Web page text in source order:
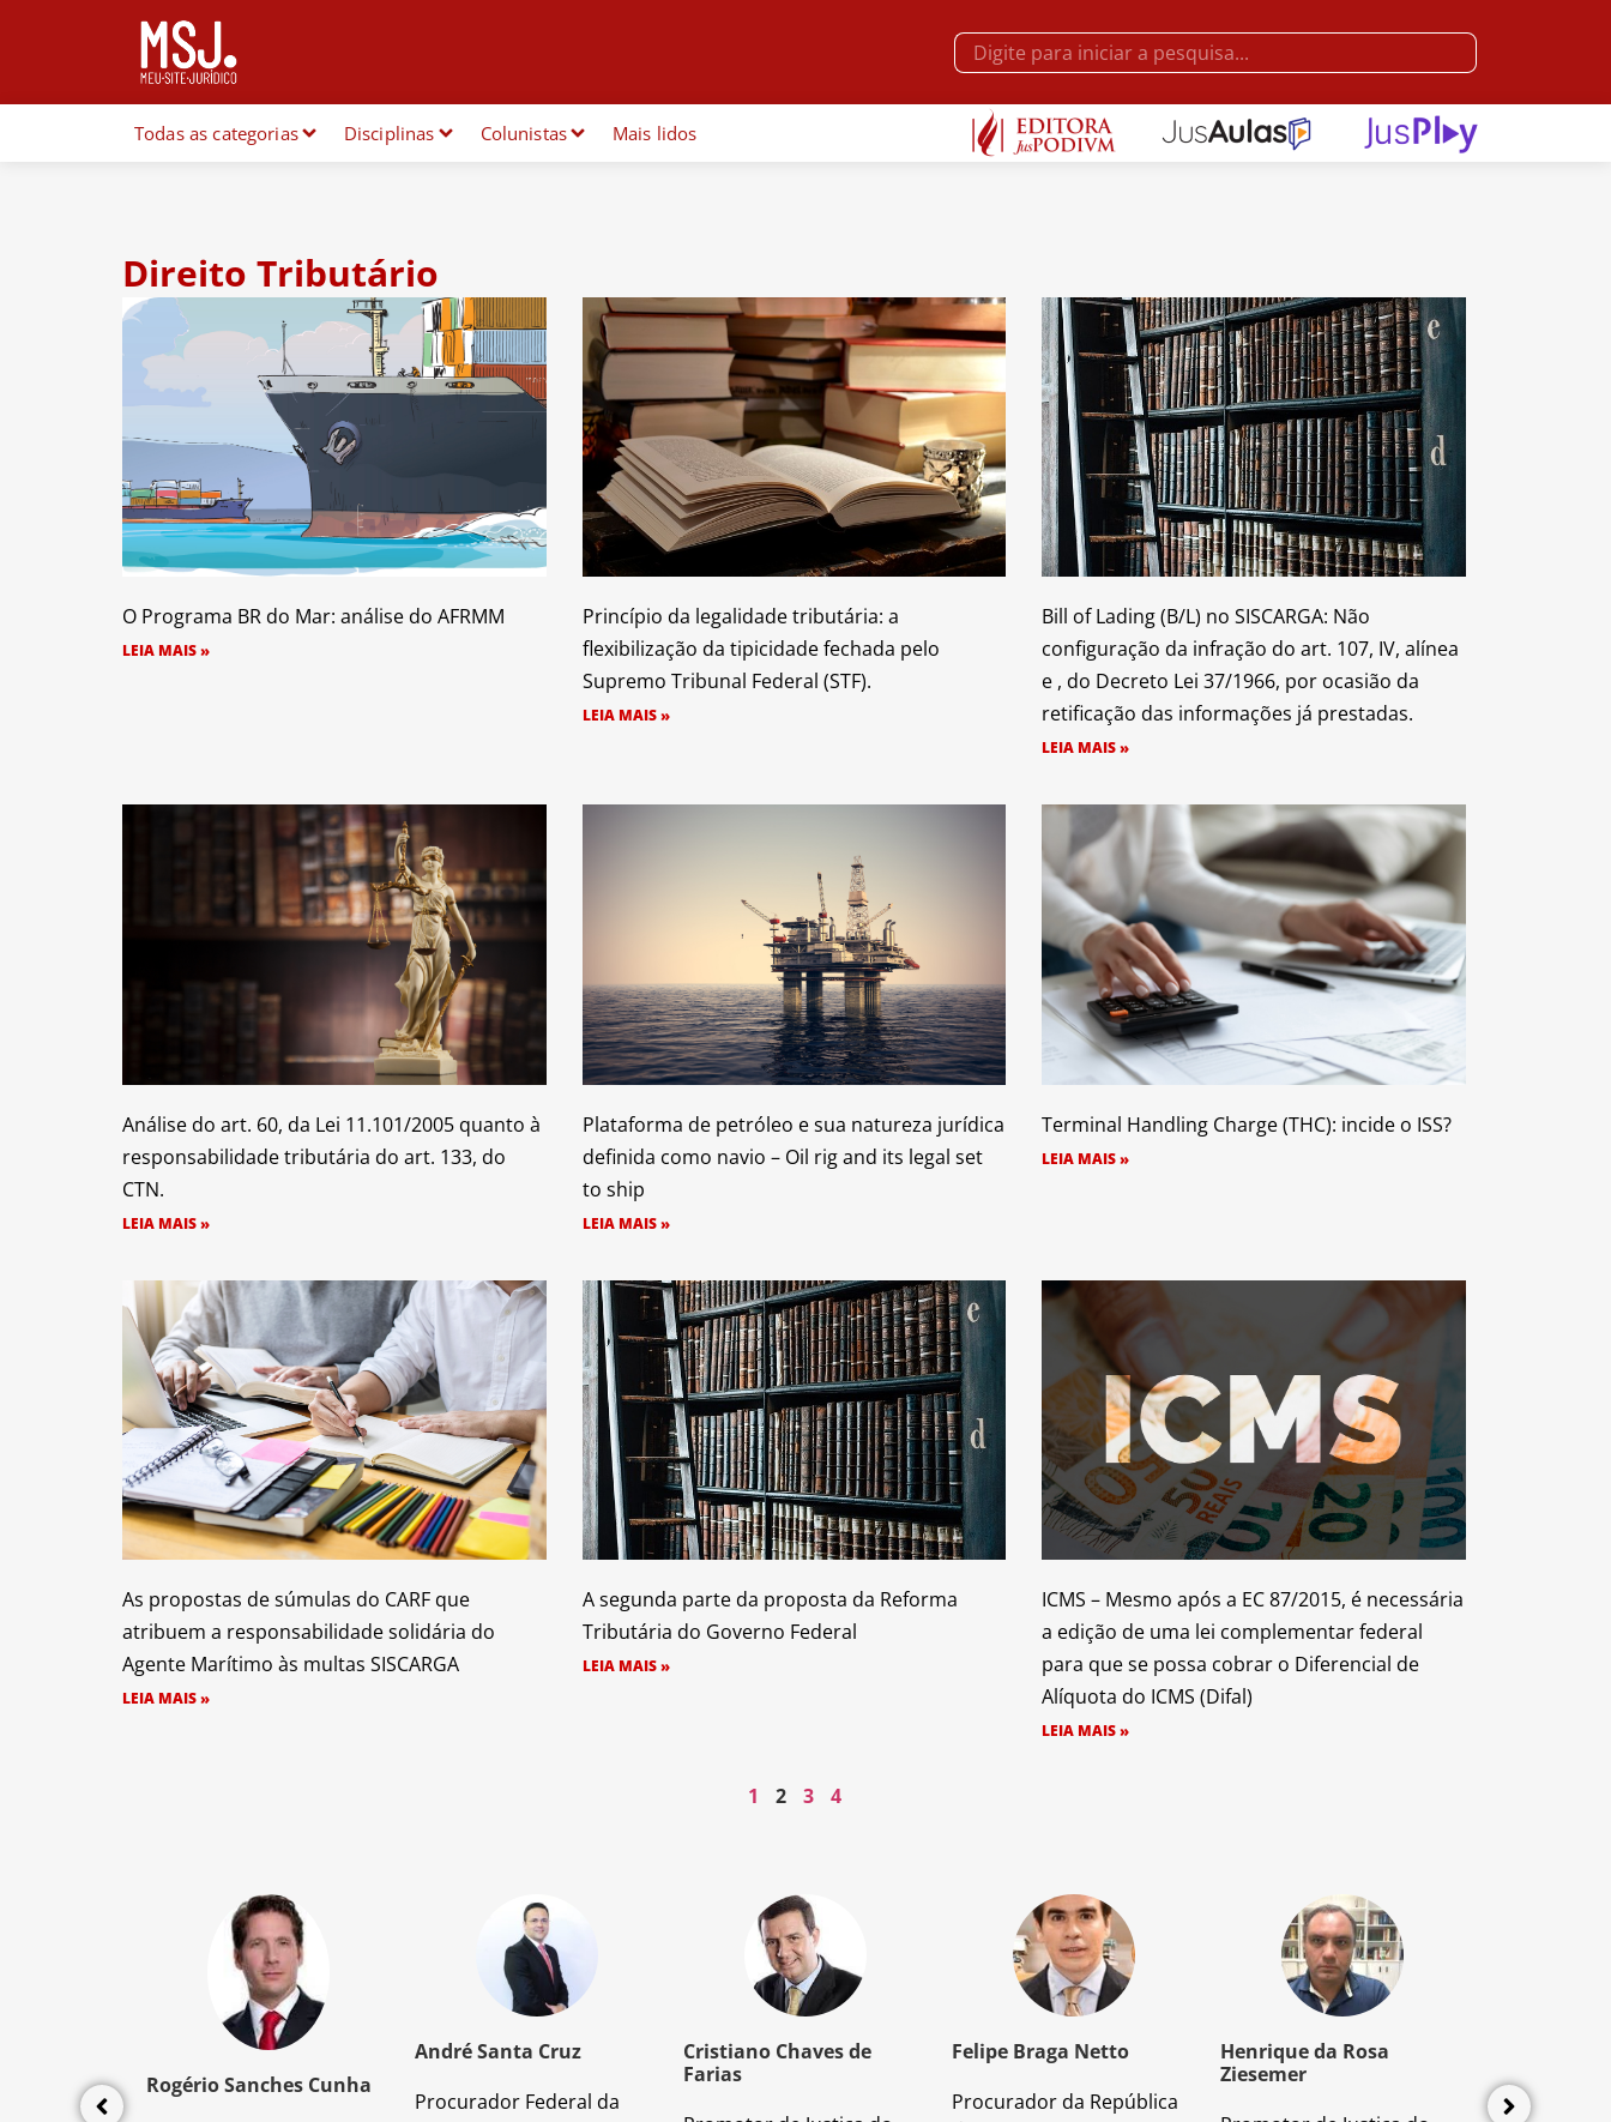
Todas as categorias Disciplinas Colunistas Mais lidos
Direito Tributário
O Programa BR do Mar: análise do AFRMM
LEIA MAIS »
Princípio da legalidade tributária: a
flexibilização da tipicidade fechada pelo
Supremo Tribunal Federal (STF).
LEIA MAIS »
Bill of Lading (B/L) no SISCARGA: Não
configuração da infração do art. 107, IV, alínea
e , do Decreto Lei 37/1966, por ocasião da
retificação das informações já prestadas.
LEIA MAIS »
Análise do art. 60, da Lei 11.101/2005 quanto à
responsabilidade tributária do art. 133, do
CTN.
LEIA MAIS »
Plataforma de petróleo e sua natureza jurídica
definida como navio – Oil rig and its legal set
to ship
LEIA MAIS »
Terminal Handling Charge (THC): incide o ISS?
LEIA MAIS »
As propostas de súmulas do CARF que
atribuem a responsabilidade solidária do
Agente Marítimo às multas SISCARGA
LEIA MAIS »
A segunda parte da proposta da Reforma
Tributária do Governo Federal
LEIA MAIS »
ICMS – Mesmo após a EC 87/2015, é necessária
a edição de uma lei complementar federal
para que se possa cobrar o Diferencial de
Alíquota do ICMS (Difal)
LEIA MAIS »
1 2 3 4
Rogério Sanches Cunha
André Santa Cruz
Procurador Federal da
Cristiano Chaves de
Farias
Felipe Braga Netto
Procurador da República
Henrique da Rosa
Ziesemer
Advogado e